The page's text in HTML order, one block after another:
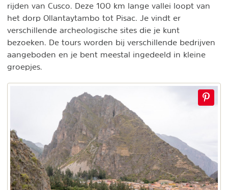
rijden van Cusco. Deze 100 km lange vallei loopt van
het dorp Ollantaytambo tot Pisac. Je vindt er
verschillende archeologische sites die je kunt
bezoeken. De tours worden bij verschillende bedrijven
aangeboden en je bent meestal ingedeeld in kleine
groepjes.